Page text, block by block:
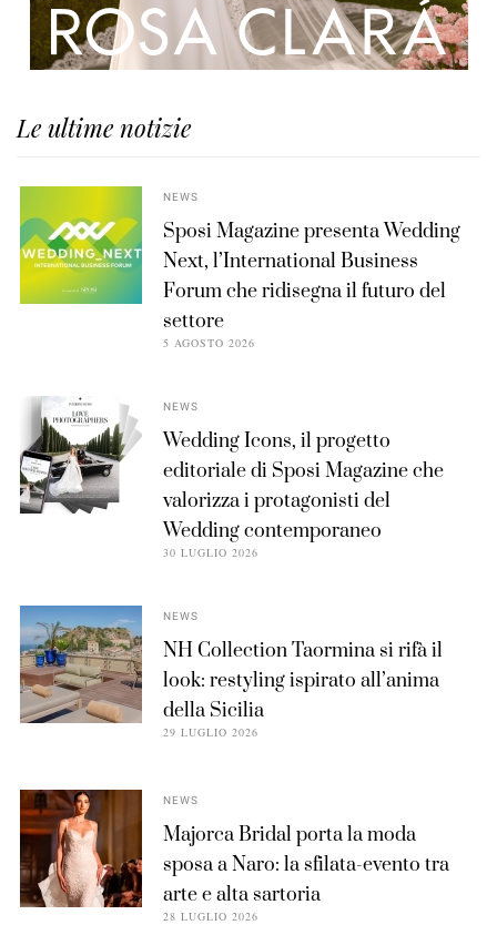
Le ultime notizie
NEWS
Sposi Magazine presenta Wedding
Next, l’International Business
Forum che ridisegna il futuro del
settore
5 AGOSTO 2026
NEWS
Wedding Icons, il progetto
editoriale di Sposi Magazine che
valorizza i protagonisti del
Wedding contemporaneo
30 LUGLIO 2026
NEWS
NH Collection Taormina si rifà il
look: restyling ispirato all’anima
della Sicilia
29 LUGLIO 2026
NEWS
Majorca Bridal porta la moda
sposa a Naro: la sfilata-evento tra
arte e alta sartoria
28 LUGLIO 2026